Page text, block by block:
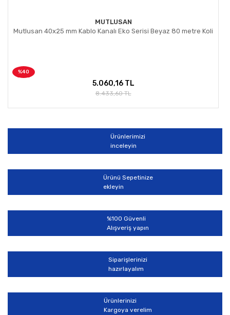
MUTLUSAN
Mutlusan 40x25 mm Kablo Kanalı Eko Serisi Beyaz 80 metre Koli
%40
5.060,16 TL
8.433,60 TL
Ürünlerimizi
inceleyin
Ürünü Sepetinize
ekleyin
%100 Güvenli
Alışveriş yapın
Siparişlerinizi
hazırlayalım
Ürünlerinizi
Kargoya verelim